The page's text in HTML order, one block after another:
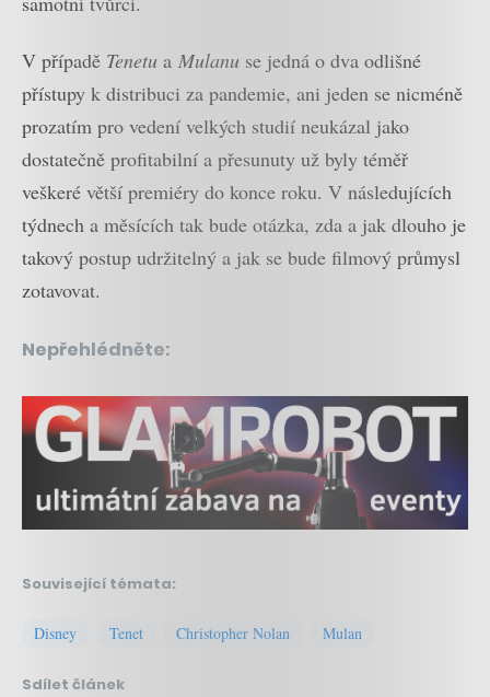
V případě Tenetu a Mulanu se jedná o dva odlišné
přístupy k distribuci za pandemie, ani jeden se nicméně
prozatím pro vedení velkých studií neukázal jako
dostatečně profitabilní a přesunuty už byly téměř
veškeré větší premiéry do konce roku. V následujících
týdnech a měsících tak bude otázka, zda a jak dlouho je
takový postup udržitelný a jak se bude filmový průmysl
zotavovat.
Nepřehlédněte:
Související témata:
Disney Tenet Christopher Nolan Mulan
Sdílet článek